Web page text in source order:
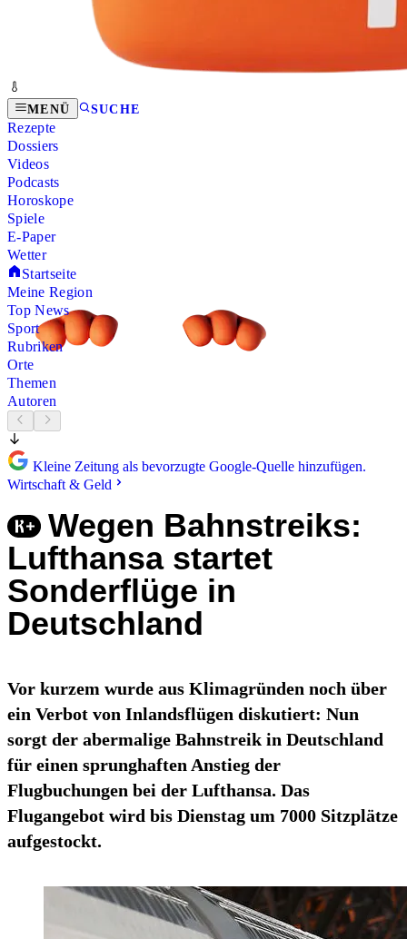
MENÜ SUCHE
Rezepte
Dossiers
Videos
Podcasts
Horoskope
Spiele
E-Paper
Wetter
Startseite
Meine Region
Top News
Sport
Rubriken
Orte
Themen
Autoren
Kleine Zeitung als bevorzugte Google-Quelle hinzufügen.
Wirtschaft & Geld
Wegen Bahnstreiks:
Lufthansa startet
Sonderflüge in
Deutschland
Vor kurzem wurde aus Klimagründen noch über
ein Verbot von Inlandsflügen diskutiert: Nun
sorgt der abermalige Bahnstreik in Deutschland
für einen sprunghaften Anstieg der
Flugbuchungen bei der Lufthansa. Das
Flugangebot wird bis Dienstag um 7000 Sitzplätze
aufgestockt.